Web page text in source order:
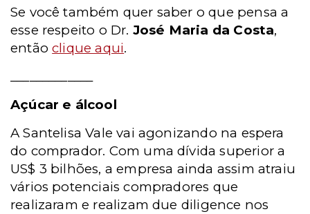
Se você também quer saber o que pensa a
esse respeito o Dr. José Maria da Costa,
entãoclique aqui.
Açúcar e álcool
A Santelisa Vale vai agonizando na espera
do comprador. Com uma dívida superior a
US$ 3 bilhões, a empresa ainda assim atraiu
vários potenciais compradores que
realizaram e realizam due diligence nos